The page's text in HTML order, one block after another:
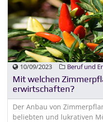
10/09/2023 Beruf und
Mit welchen
erwirtschaften?
Der Anbau von
beliebten und lukrativen